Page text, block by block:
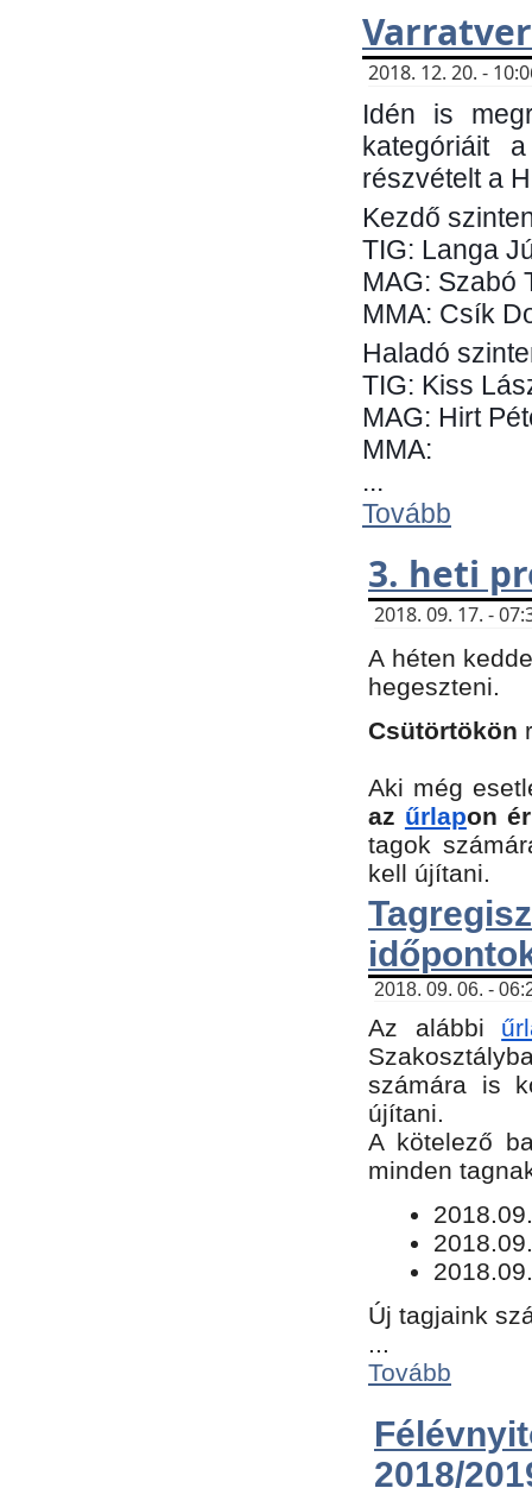
2018. 12. 20. -
Idén is
kategóriáit
részvételt a
Kezdő
TIG: Langa
MAG: Szabó
MMA: Csík
Haladó
TIG: Kiss
MAG: Hirt
MMA:
...
Tovább
3. heti
2018. 09. 17. -
A héten
hegeszteni.
Csütörtökön
Aki még
az űrlapon
tagok
kell újítani.
2018. 09. 06. -
Az alábbi
számára is
újítani.
​A kötelező
minden
Új tagjaink
...
Tovább
2018/